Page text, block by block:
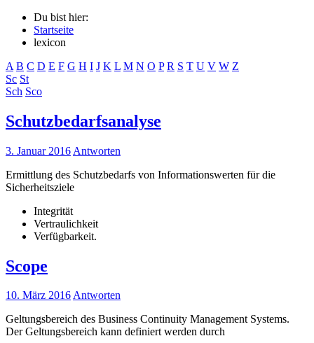
Du bist hier:
Startseite
lexicon
A B C D E F G H I J K L M N O P R S T U V W Z
Sc St
Sch Sco
Schutzbedarfsanalyse
3. Januar 2016 Antworten
Ermittlung des Schutzbedarfs von Informationswerten für die
Sicherheitsziele
Integrität
Vertraulichkeit
Verfügbarkeit.
Scope
10. März 2016Antworten
Geltungsbereich des Business Continuity Management Systems.
Der Geltungsbereich kann definiert werden durch